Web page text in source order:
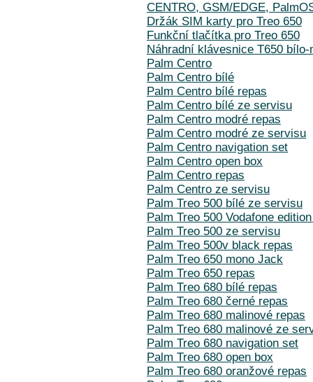
CENTRO, GSM/EDGE,
Držák SIM karty pro Treo 650
Funkční tlačítka pro Treo 650
Náhradní klávesnice T650 bílo-
Palm Centro
Palm Centro bílé
Palm Centro bílé repas
Palm Centro bílé ze servisu
Palm Centro modré repas
Palm Centro modré ze servisu
Palm Centro navigation set
Palm Centro open box
Palm Centro repas
Palm Centro ze servisu
Palm Treo 500 bílé ze servisu
Palm Treo 500 Vodafone
Palm Treo 500 ze servisu
Palm Treo 500v black repas
Palm Treo 650 mono Jack
Palm Treo 650 repas
Palm Treo 680 bílé repas
Palm Treo 680 černé repas
Palm Treo 680 malinové repas
Palm Treo 680 malinové ze
Palm Treo 680 navigation set
Palm Treo 680 open box
Palm Treo 680 oranžové repas